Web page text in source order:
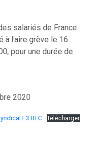
salariés de France
à faire grève le 16
pour une durée de
2020
F3 BFC Télécharger